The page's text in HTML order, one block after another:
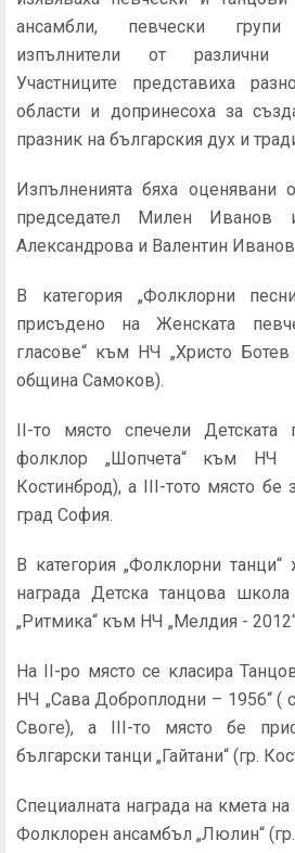
ансамбли, певчески
изпълнители от различни
Участниците представиха
области и допринесоха за
празник на българския дух и
Изпълненията бяха оценявани
председател Милен Иванов
Александрова и Валентин
В категория „Фолклорни
присъдено на Женската
гласове“ към НЧ „Христо
община Самоков).
II-то място спечели Детската
фолклор „Шопчета“ към НЧ
Костинброд), а III-тото място бе
град София.
В категория „Фолклорни
награда Детска танцова
„Ритмика“ към НЧ „Мелдия -
На II-ро място се класира
НЧ „Сава Доброплодни – 1956“ (
Своге), а III-то място бе
български танци „Гайтани“ (гр.
Специалната награда на кмета
Фолклорен ансамбъл „Люлин“